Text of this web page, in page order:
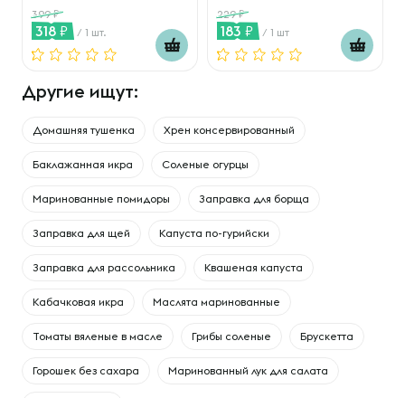
399
318 / 1 шт.
229
183 / 1 шт
Другие ищут:
Домашняя тушенка Хрен консервированный
Баклажанная икра Соленые огурцы
Маринованные помидоры Заправка для борща
Заправка для щей Капуста по-гурийски
Заправка для рассольника Квашеная капуста
Кабачковая икра Маслята маринованные
Томаты вяленые в масле Грибы соленые Брускетта
Горошек без сахара Маринованный лук для салата